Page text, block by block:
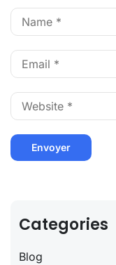
Categories
Blog